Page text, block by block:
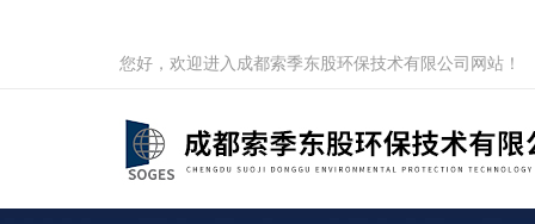
您好，欢迎进入成都索季东股环保技术有限公司网站！